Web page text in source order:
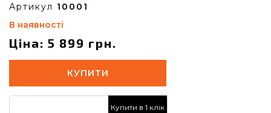
Артикул 10001
В наявності
Ціна: 5 899 грн.
КУПИТИ
Купити в 1 клік